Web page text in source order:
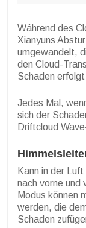
Während des
Xianyuns
umgewandelt,
den Cloud-
Schaden
Jedes Mal,
sich der
Driftcloud
Kann in der
nach vorne und
Modus können
werden, die
Schaden